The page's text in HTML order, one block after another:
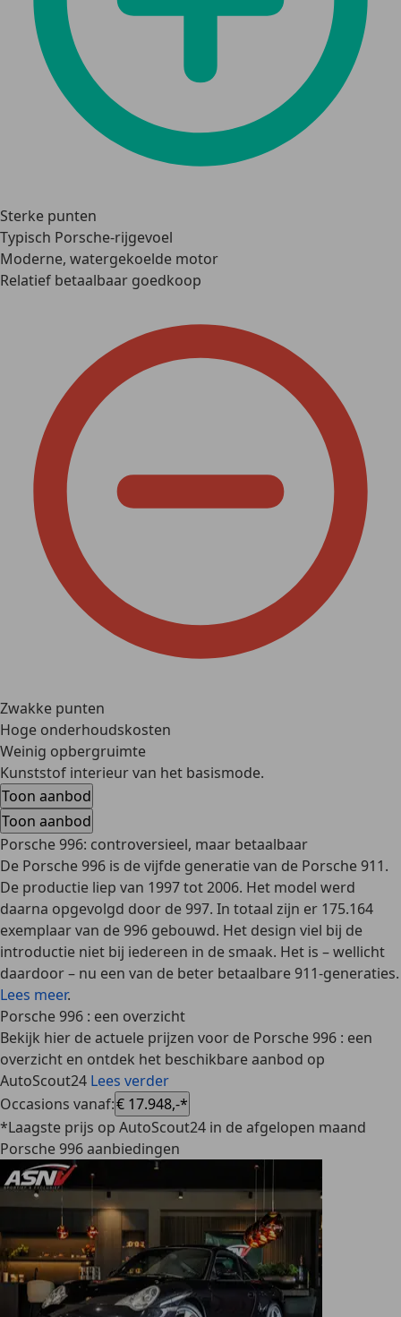
Sterke punten
Typisch Porsche-rijgevoel
Moderne, watergekoelde motor
Relatief betaalbaar goedkoop
Zwakke punten
Hoge onderhoudskosten
Weinig opbergruimte
Kunststof interieur van het basismode.
Toon aanbod
Toon aanbod
Porsche 996: controversieel, maar betaalbaar
De Porsche 996 is de vijfde generatie van de Porsche 911.
De productie liep van 1997 tot 2006. Het model werd
daarna opgevolgd door de 997. In totaal zijn er 175.164
exemplaar van de 996 gebouwd. Het design viel bij de
introductie niet bij iedereen in de smaak. Het is – wellicht
daardoor – nu een van de beter betaalbare 911-generaties.
Lees meer.
Porsche 996 : een overzicht
Bekijk hier de actuele prijzen voor de Porsche 996 : een
overzicht en ontdek het beschikbare aanbod op
AutoScout24 Lees verder
Occasions vanaf:€ 17.948,-*
*Laagste prijs op AutoScout24 in de afgelopen maand
Porsche 996 aanbiedingen